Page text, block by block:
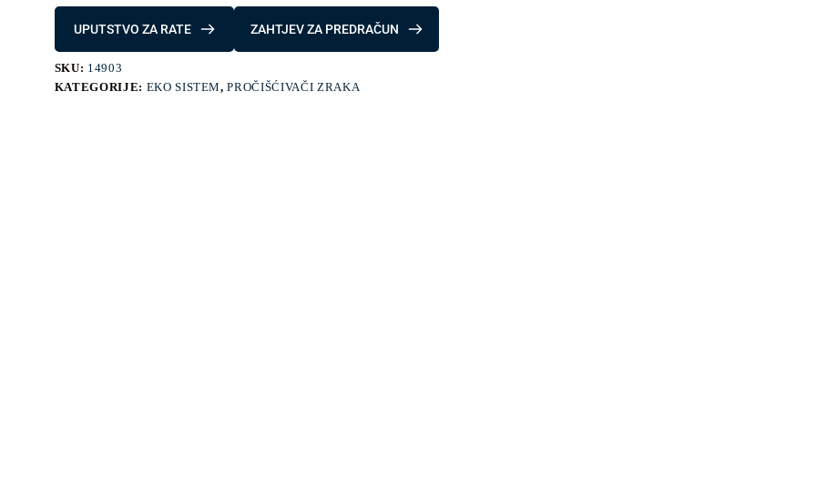
UPUTSTVO ZA RATE ZAHTJEV ZA PREDRAČUN
SKU: 14903
KATEGORIJE: EKO SISTEM,PROČIŠĆIVAČI ZRAKA